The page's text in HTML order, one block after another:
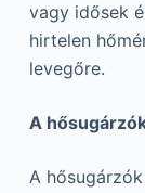
vagy idősek
hirtelen
levegőre.
A
A